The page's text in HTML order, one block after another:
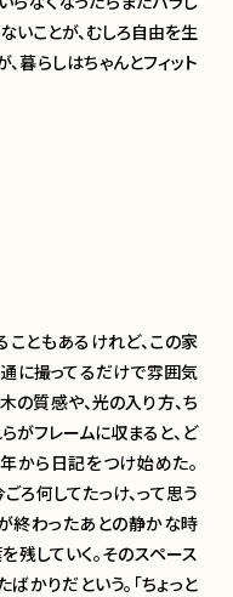
いことが、むしろ自由を生
暮らしはちゃんとフィット
こともあるけれど、この家
通に撮ってるだけで雰囲気
の質感や、光の入り方、ち
がフレームに収まると、ど
から日記をつけ始めた。
ろ何してたっけ、って思う
が終わったあとの静かな時
残していく。そのスペース
かりだという。「ちょっと